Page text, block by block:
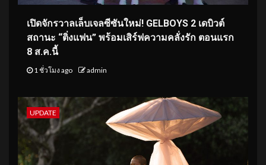
เปิดจักรวาลเล็บเจลซีซันใหม่! GELBOYS 2 เดบิวต์
สถานะ “ติ่งแฟน” พร้อมเสิร์ฟความคลั่งรัก ตอนแรก
8 ส.ค.นี้
1 ชั่วโมง ago admin
UPDATE